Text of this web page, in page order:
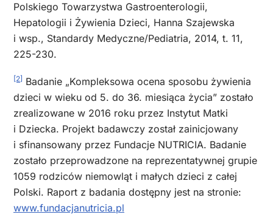
Polskiego Towarzystwa Gastroenterologii,
Hepatologii i Żywienia Dzieci, Hanna Szajewska
i wsp., Standardy Medyczne/Pediatria, 2014, t. 11,
225-230.
[2] Badanie „Kompleksowa ocena sposobu żywienia
dzieci w wieku od 5. do 36. miesiąca życia” zostało
zrealizowane w 2016 roku przez Instytut Matki
i Dziecka. Projekt badawczy został zainicjowany
i sfinansowany przez Fundacje NUTRICIA. Badanie
zostało przeprowadzone na reprezentatywnej grupie
1059 rodziców niemowląt i małych dzieci z całej
Polski. Raport z badania dostępny jest na stronie:
www.fundacjanutricia.pl